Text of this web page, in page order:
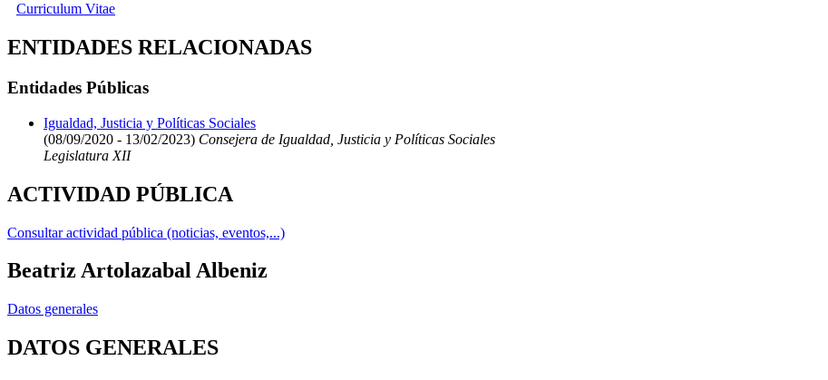
Curriculum Vitae
ENTIDADES RELACIONADAS
Entidades Públicas
Igualdad, Justicia y Políticas Sociales
(08/09/2020 - 13/02/2023) Consejera de Igualdad, Justicia y Políticas Sociales
Legislatura XII
ACTIVIDAD PÚBLICA
Consultar actividad pública (noticias, eventos,...)
Beatriz Artolazabal Albeniz
Datos generales
DATOS GENERALES